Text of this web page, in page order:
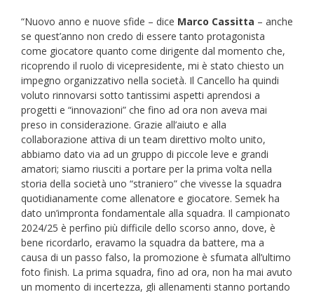
“Nuovo anno e nuove sfide – dice Marco Cassitta – anche
se quest’anno non credo di essere tanto protagonista
come giocatore quanto come dirigente dal momento che,
ricoprendo il ruolo di vicepresidente, mi è stato chiesto un
impegno organizzativo nella società. Il Cancello ha quindi
voluto rinnovarsi sotto tantissimi aspetti aprendosi a
progetti e “innovazioni” che fino ad ora non aveva mai
preso in considerazione. Grazie all’aiuto e alla
collaborazione attiva di un team direttivo molto unito,
abbiamo dato via ad un gruppo di piccole leve e grandi
amatori; siamo riusciti a portare per la prima volta nella
storia della società uno “straniero” che vivesse la squadra
quotidianamente come allenatore e giocatore. Semek ha
dato un’impronta fondamentale alla squadra. Il campionato
2024/25 è perfino più difficile dello scorso anno, dove, è
bene ricordarlo, eravamo la squadra da battere, ma a
causa di un passo falso, la promozione è sfumata all’ultimo
foto finish. La prima squadra, fino ad ora, non ha mai avuto
un momento di incertezza, gli allenamenti stanno portando